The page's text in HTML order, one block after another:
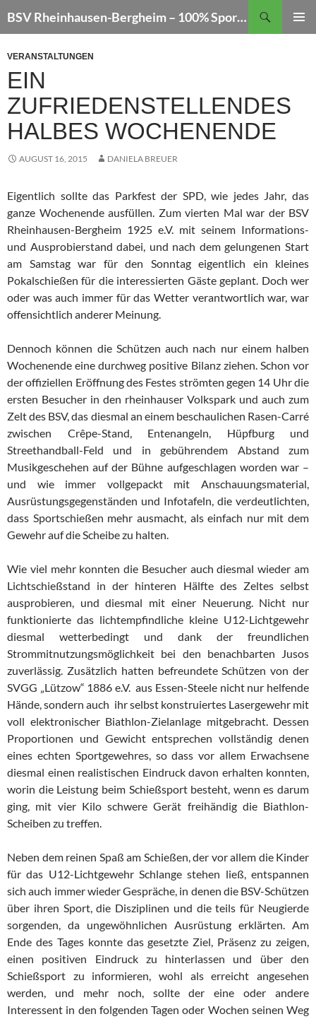
Inhalt
BSV Rheinhausen-Bergheim – 100% Sportschießen
VERANSTALTUNGEN
EIN
ZUFRIEDENSTELLENDES
HALBES WOCHENENDE
AUGUST 16, 2015 DANIELA BREUER
Eigentlich sollte das Parkfest der SPD, wie jedes Jahr, das
ganze Wochenende ausfüllen. Zum vierten Mal war der BSV
Rheinhausen-Bergheim 1925 e.V. mit seinem Informations-
und Ausprobierstand dabei, und nach dem gelungenen Start
am Samstag war für den Sonntag eigentlich ein kleines
Pokalschießen für die interessierten Gäste geplant. Doch wer
oder was auch immer für das Wetter verantwortlich war, war
offensichtlich anderer Meinung.
Dennoch können die Schützen auch nach nur einem halben
Wochenende eine durchweg positive Bilanz ziehen. Schon vor
der offiziellen Eröffnung des Festes strömten gegen 14 Uhr die
ersten Besucher in den rheinhauser Volkspark und auch zum
Zelt des BSV, das diesmal an einem beschaulichen Rasen-Carré
zwischen Crêpe-Stand, Entenangeln, Hüpfburg und
Streethandball-Feld und in gebührendem Abstand zum
Musikgeschehen auf der Bühne aufgeschlagen worden war –
und wie immer vollgepackt mit Anschauungsmaterial,
Ausrüstungsgegenständen und Infotafeln, die verdeutlichten,
dass Sportschießen mehr ausmacht, als einfach nur mit dem
Gewehr auf die Scheibe zu halten.
Wie viel mehr konnten die Besucher auch diesmal wieder am
Lichtschießstand in der hinteren Hälfte des Zeltes selbst
ausprobieren, und diesmal mit einer Neuerung. Nicht nur
funktionierte das lichtempfindliche kleine U12-Lichtgewehr
diesmal wetterbedingt und dank der freundlichen
Strommitnutzungsmöglichkeit bei den benachbarten Jusos
zuverlässig. Zusätzlich hatten befreundete Schützen von der
SVGG „Lützow“ 1886 e.V. aus Essen-Steele nicht nur helfende
Hände, sondern auch ihr selbst konstruiertes Lasergewehr mit
voll elektronischer Biathlon-Zielanlage mitgebracht. Dessen
Proportionen und Gewicht entsprechen vollständig denen
eines echten Sportgewehres, so dass vor allem Erwachsene
diesmal einen realistischen Eindruck davon erhalten konnten,
worin die Leistung beim Schießsport besteht, wenn es darum
ging, mit vier Kilo schwere Gerät freihändig die Biathlon-
Scheiben zu treffen.
Neben dem reinen Spaß am Schießen, der vor allem die Kinder
für das U12-Lichtgewehr Schlange stehen ließ, entspannen
sich auch immer wieder Gespräche, in denen die BSV-Schützen
über ihren Sport, die Disziplinen und die teils für Neugierde
sorgenden, da ungewöhnlichen Ausrüstung erklärten. Am
Ende des Tages konnte das gesetzte Ziel, Präsenz zu zeigen,
einen positiven Eindruck zu hinterlassen und über den
Schießsport zu informieren, wohl als erreicht angesehen
werden, und mehr noch, sollte der eine oder andere
Interessent in den folgenden Tagen oder Wochen seinen Weg